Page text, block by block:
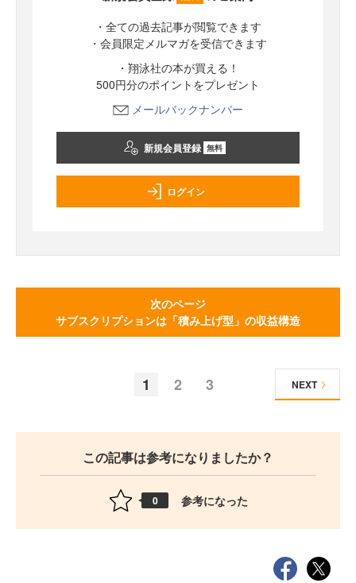
・全ての過去記事が閲覧できます
・会員限定メルマガを受信できます
・翔泳社の本が買える！
500円分のポイントをプレゼント
メールバックナンバー
新規会員登録 無料
ログイン
次のページ
サブスクリプションは「積み上げ型」の収益構造
1 2 3 NEXT
この記事は参考になりましたか？
0 参考になった